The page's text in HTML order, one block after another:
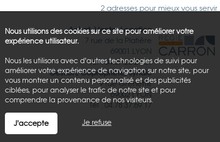
2 adresses pour mieux vous servir
Achat, Vente, Location
7 rue de la Platière
69001 LYON
Tél : 04.37.26.21.81
Gestion, Copropriété, Syndic
9 rue Grenette
69002 LYON
Tél : 04.78.37.69.17
Nous utilisons des cookies sur ce site pour améliorer votre
expérience utilisateur.
Nous les utilisons avec d'autres technologies de suivi pour
améliorer votre expérience de navigation sur notre site, pour
vous montrer un contenu personnalisé et des publicités
ciblées, pour analyser le trafic de notre site et pour
comprendre la provenance de nos visiteurs.
J'accepte Je refuse